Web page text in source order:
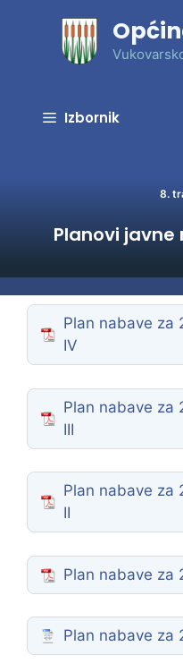
Izbornik
8.
Planovi javne
Plan nabave za
IV
Plan nabave za
III
Plan nabave za
II
Plan nabave za
Plan nabave za